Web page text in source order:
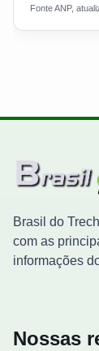
Fonte ANP,
Brasil do
com as
informações
Nossas